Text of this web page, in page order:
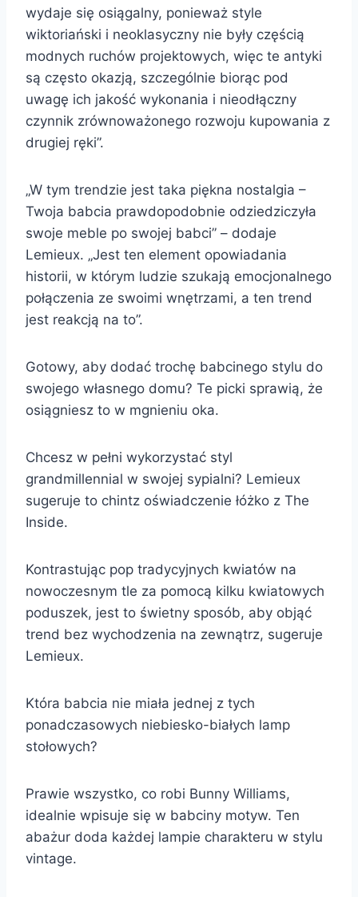
wydaje się osiągalny, ponieważ style
wiktoriański i neoklasyczny nie były częścią
modnych ruchów projektowych, więc te antyki
są często okazją, szczególnie biorąc pod
uwagę ich jakość wykonania i nieodłączny
czynnik zrównoważonego rozwoju kupowania z
drugiej ręki”.
„W tym trendzie jest taka piękna nostalgia –
Twoja babcia prawdopodobnie odziedziczyła
swoje meble po swojej babci” – dodaje
Lemieux. „Jest ten element opowiadania
historii, w którym ludzie szukają emocjonalnego
połączenia ze swoimi wnętrzami, a ten trend
jest reakcją na to”.
Gotowy, aby dodać trochę babcinego stylu do
swojego własnego domu? Te picki sprawią, że
osiągniesz to w mgnieniu oka.
Chcesz w pełni wykorzystać styl
grandmillennial w swojej sypialni? Lemieux
sugeruje to chintz oświadczenie łóżko z The
Inside.
Kontrastując pop tradycyjnych kwiatów na
nowoczesnym tle za pomocą kilku kwiatowych
poduszek, jest to świetny sposób, aby objąć
trend bez wychodzenia na zewnątrz, sugeruje
Lemieux.
Która babcia nie miała jednej z tych
ponadczasowych niebiesko-białych lamp
stołowych?
Prawie wszystko, co robi Bunny Williams,
idealnie wpisuje się w babciny motyw. Ten
abażur doda każdej lampie charakteru w stylu
vintage.